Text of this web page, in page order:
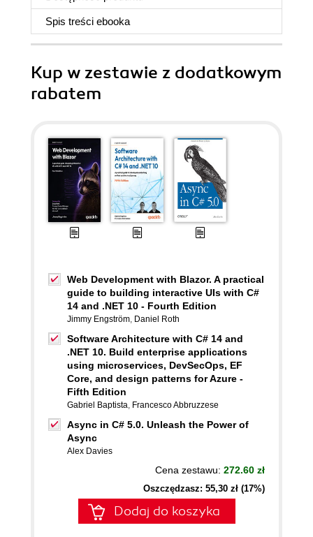
Spis treści ebooka
Kup w zestawie z dodatkowym
rabatem
Web Development with Blazor. A practical
guide to building interactive UIs with C#
14 and .NET 10 - Fourth Edition
Jimmy Engström, Daniel Roth
Software Architecture with C# 14 and
.NET 10. Build enterprise applications
using microservices, DevSecOps, EF
Core, and design patterns for Azure -
Fifth Edition
Gabriel Baptista, Francesco Abbruzzese
Async in C# 5.0. Unleash the Power of
Async
Alex Davies
Cena zestawu: 272.60 zł
Oszczędzasz: 55,30 zł (17%)
Dodaj do koszyka